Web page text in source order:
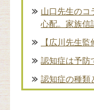
山口先生の
心配。家族信
【広川先生
認知症は予防
認知症の種類